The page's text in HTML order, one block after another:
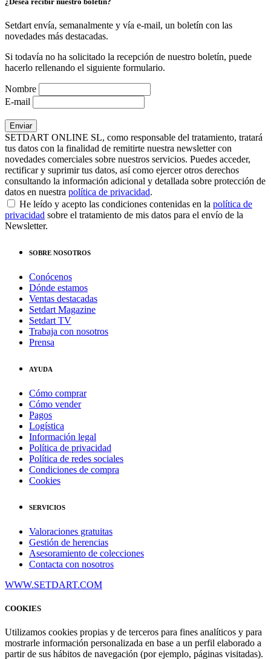
Setdart envía, semanalmente y vía e-mail, un boletín con las
novedades más destacadas.
Si todavía no ha solicitado la recepción de nuestro boletín, puede
hacerlo rellenando el siguiente formulario.
Nombre
E-mail
SETDART ONLINE SL, como responsable del tratamiento, tratará
tus datos con la finalidad de remitirte nuestra newsletter con
novedades comerciales sobre nuestros servicios. Puedes acceder,
rectificar y suprimir tus datos, así como ejercer otros derechos
consultando la información adicional y detallada sobre protección de
datos en nuestra política de privacidad.
He leído y acepto las condiciones contenidas en la política de
privacidad sobre el tratamiento de mis datos para el envío de la
Newsletter.
SOBRE NOSOTROS
Conócenos
Dónde estamos
Ventas destacadas
Setdart Magazine
Setdart TV
Trabaja con nosotros
Prensa
AYUDA
Cómo comprar
Cómo vender
Pagos
Logística
Información legal
Política de privacidad
Política de redes sociales
Condiciones de compra
Cookies
SERVICIOS
Valoraciones gratuitas
Gestión de herencias
Asesoramiento de colecciones
Contacta con nosotros
WWW.SETDART.COM
COOKIES
Utilizamos cookies propias y de terceros para fines analíticos y para
mostrarle información personalizada en base a un perfil elaborado a
partir de sus hábitos de navegación (por ejemplo, páginas visitadas).